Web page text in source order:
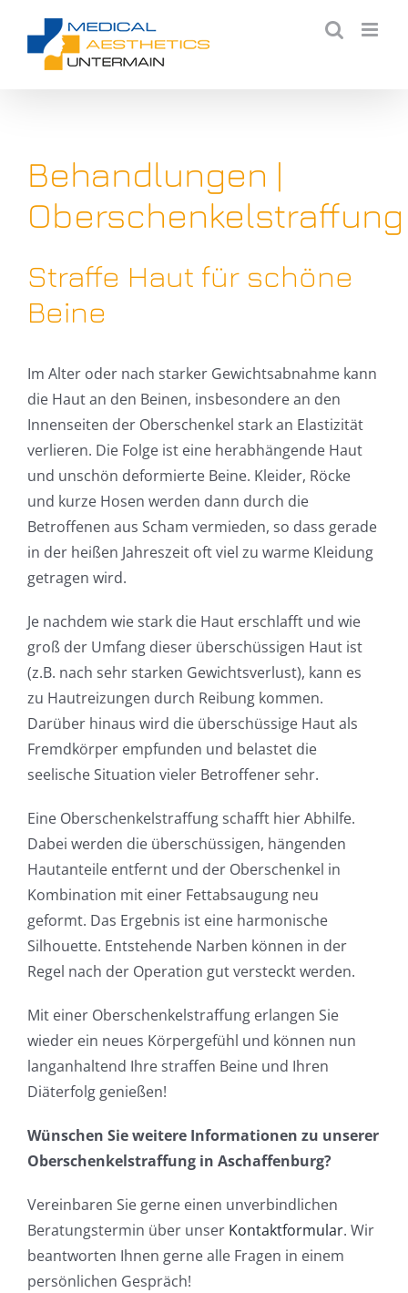
Inhalt
springen
Behandlungen |
Oberschenkelstraffung
Straffe Haut für schöne
Beine
Im Alter oder nach starker Gewichtsabnahme kann
die Haut an den Beinen, insbesondere an den
Innenseiten der Oberschenkel stark an Elastizität
verlieren. Die Folge ist eine herabhängende Haut
und unschön deformierte Beine. Kleider, Röcke
und kurze Hosen werden dann durch die
Betroffenen aus Scham vermieden, so dass gerade
in der heißen Jahreszeit oft viel zu warme Kleidung
getragen wird.
Je nachdem wie stark die Haut erschlafft und wie
groß der Umfang dieser überschüssigen Haut ist
(z.B. nach sehr starken Gewichtsverlust), kann es
zu Hautreizungen durch Reibung kommen.
Darüber hinaus wird die überschüssige Haut als
Fremdkörper empfunden und belastet die
seelische Situation vieler Betroffener sehr.
Eine Oberschenkelstraffung schafft hier Abhilfe.
Dabei werden die überschüssigen, hängenden
Hautanteile entfernt und der Oberschenkel in
Kombination mit einer Fettabsaugung neu
geformt. Das Ergebnis ist eine harmonische
Silhouette. Entstehende Narben können in der
Regel nach der Operation gut versteckt werden.
Mit einer Oberschenkelstraffung erlangen Sie
wieder ein neues Körpergefühl und können nun
langanhaltend Ihre straffen Beine und Ihren
Diäterfolg genießen!
Wünschen Sie weitere Informationen zu unserer
Oberschenkelstraffung in Aschaffenburg?
Vereinbaren Sie gerne einen unverbindlichen
Beratungstermin über unser Kontaktformular. Wir
beantworten Ihnen gerne alle Fragen in einem
persönlichen Gespräch!